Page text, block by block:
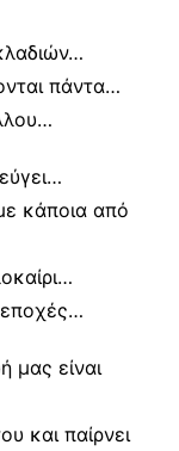
πάντα…
κάποια από
εποχές…
μας είναι
και παίρνει